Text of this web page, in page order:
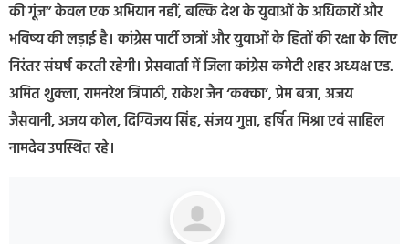
की गूंज” केवल एक अभियान नहीं, बल्कि देश के युवाओं के अधिकारों और
भविष्य की लड़ाई है। कांग्रेस पार्टी छात्रों और युवाओं के हितों की रक्षा के लिए
निरंतर संघर्ष करती रहेगी। प्रेसवार्ता में जिला कांग्रेस कमेटी शहर अध्यक्ष एड.
अमित शुक्ला, रामनरेश त्रिपाठी, राकेश जैन ‘कक्का’, प्रेम बत्रा, अजय
जैसवानी, अजय कोल, दिग्विजय सिंह, संजय गुप्ता, हर्षित मिश्रा एवं साहिल
नामदेव उपस्थित रहे।